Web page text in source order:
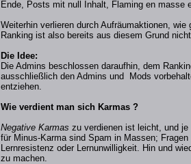
Ende, Posts mit null Inhalt, Flaming en masse
Weiterhin verlieren durch Aufräumaktionen,
Ranking ist also bereits aus diesem Grund
Die Idee:
Die Admins beschlossen daraufhin, dem
ausschließlich den Admins und Mods
entziehen.
Wie verdient man sich Karmas ?
Negative Karmas zu verdienen ist leicht, und
für Minus-Karma sind Spam in Massen;
Lernresistenz oder Lernunwilligkeit. Hin und
zu machen.